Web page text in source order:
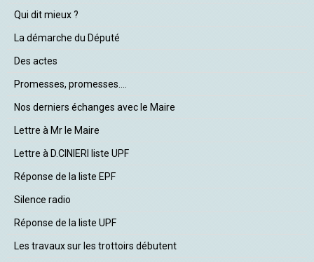
Qui dit mieux ?
La démarche du Député
Des actes
Promesses, promesses....
Nos derniers échanges avec le Maire
Lettre à Mr le Maire
Lettre à D.CINIERI liste UPF
Réponse de la liste EPF
Silence radio
Réponse de la liste UPF
Les travaux sur les trottoirs débutent